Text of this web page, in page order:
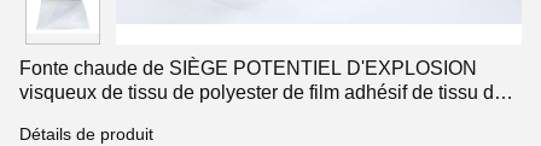
Fonte chaude de SIÈGE POTENTIEL D'EXPLOSION
visqueux de tissu de polyester de film adhésif de tissu de
Détails de produit